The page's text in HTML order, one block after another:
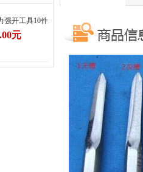
强开工具10件
元